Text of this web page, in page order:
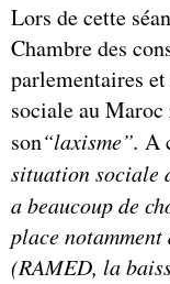
Lors de cette
Chambre des
parlementaires
sociale au
son“laxisme”. A
situation sociale
a beaucoup de
place
(RAMED, la